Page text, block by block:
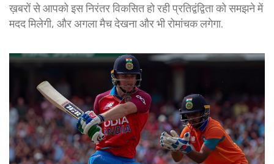
ख़बरों से आपको इस निरंतर विकसित हो रही प्रतिद्वंद्विता को समझने में
मदद मिलेगी, और अगला मैच देखना और भी रोमांचक लगेगा.